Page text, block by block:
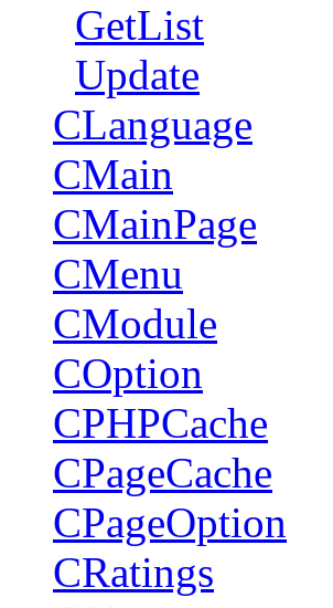
GetList
Update
CLanguage
CMain
CMainPage
CMenu
CModule
COption
CPHPCache
CPageCache
CPageOption
CRatings